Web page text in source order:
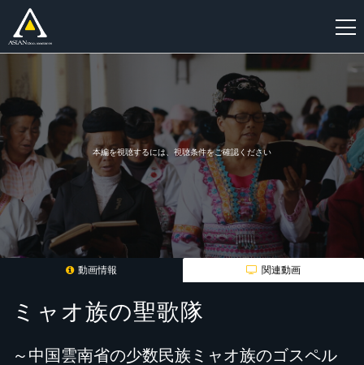
登
録
本編を視聴するには、視聴条件をご確認ください
動画情報 関連動画
ミャオ族の聖歌隊
～中国雲南省の少数民族ミャオ族のゴスペル